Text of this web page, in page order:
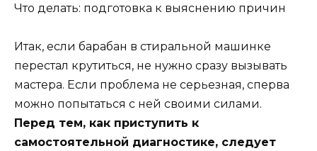
Что делать: подготовка к выяснению причин
Итак, если барабан в стиральной машинке
перестал крутиться, не нужно сразу вызывать
мастера. Если проблема не серьезная, сперва
можно попытаться с ней своими силами.
Перед тем, как приступить к
самостоятельной диагностике, следует